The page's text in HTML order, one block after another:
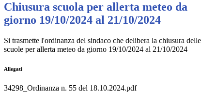
Chiusura scuola per allerta meteo da
giorno 19/10/2024 al 21/10/2024
Si trasmette l'ordinanza del sindaco che delibera la chiusura delle
scuole per allerta meteo da giorno 19/10/2024 al 21/10/2024
Allegati
34298_Ordinanza n. 55 del 18.10.2024.pdf